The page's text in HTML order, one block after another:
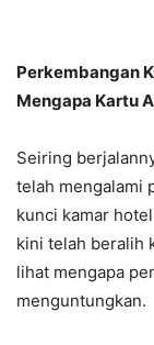
Perkembangan
Mengapa Kartu
Seiring
telah mengalami
kunci kamar
kini telah beralih
lihat mengapa
menguntungkan.